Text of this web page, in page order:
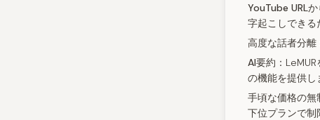
YouTube URL
字起こしできる
高度な話者分離
AI要約：
の機能を提供し
手頃な価格の無
下位プランで制